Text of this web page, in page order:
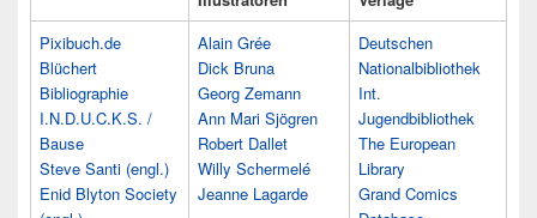
Pixibuch.de
Blüchert
Bibliographie
I.N.D.U.C.K.S. /
Bause
Steve Santi (engl.)
Enid Blyton Society
Alain Grée
Dick Bruna
Georg Zemann
Ann Mari Sjögren
Robert Dallet
Willy Schermelé
Jeanne Lagarde
Deutschen
Nationalbibliothek
Int.
Jugendbibliothek
The European
Library
Grand Comics